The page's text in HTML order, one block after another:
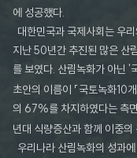
에 성공했다.
대한민국과 국제사회는 우
지난 50년간 추진된 많은 산
를 보였다. 산림녹화가 아닌
초안의 이름이 「국토녹화10
의 67%를 차지하였다는 측
년대 식량증산과 함께 이중
우리나라 산림녹화의 성과